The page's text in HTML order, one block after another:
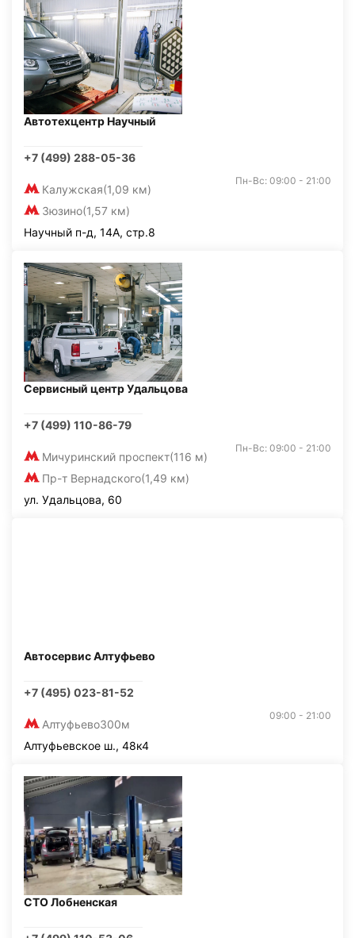
Автотехцентр Научный
+7 (499) 288-05-36
Калужская(1,09 км)
Зюзино(1,57 км)
Пн-Вс: 09:00 - 21:00
Научный п-д, 14А, стр.8
Сервисный центр Удальцова
+7 (499) 110-86-79
Мичуринский проспект(116 м)
Пр-т Вернадского(1,49 км)
Пн-Вс: 09:00 - 21:00
ул. Удальцова, 60
Автосервис Алтуфьево
+7 (495) 023-81-52
Алтуфьево300м
09:00 - 21:00
Алтуфьевское ш., 48к4
СТО Лобненская